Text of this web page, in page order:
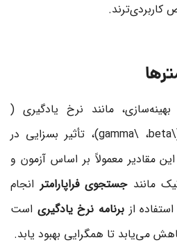
بهینه‌سازی، مانند نرخ یادگیری (
\beta ، \gamma
)، تأثیر بسزایی در
مقادیر معمولاً بر اساس آزمون و
مانندجستجوی فراپارامتر انجام
از برنامه نرخ یادگیری است
می‌یابد تا همگرایی بهبود یابد.